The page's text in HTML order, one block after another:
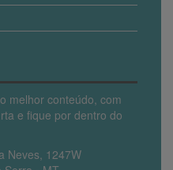
melhor conteúdo, com
e fique por dentro do
Neves, 1247W